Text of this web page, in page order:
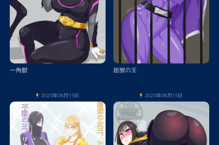
一角獣 屈服の王
2025年08月15日 2025年08月15日